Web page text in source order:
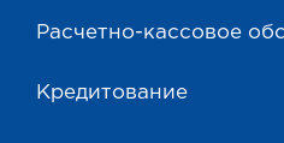
Расчетно-кассовое
Кредитование